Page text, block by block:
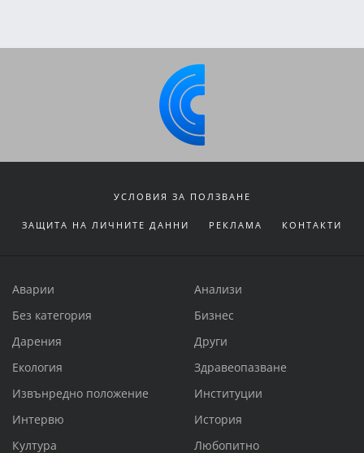
УСЛОВИЯ ЗА ПОЛЗВАНЕ
ЗАЩИТА НА ЛИЧНИТЕ ДАННИ РЕКЛАМА КОНТАКТИ
Аварии
Анализи
Без категория
Бизнес
Дарения
Други
Екология
Здравеопазване
Извънредно положение
Институции
Интервю
История
Култура
Любопитно